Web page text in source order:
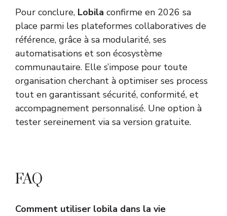
Pour conclure, Lobila confirme en 2026 sa
place parmi les plateformes collaboratives de
référence, grâce à sa modularité, ses
automatisations et son écosystème
communautaire. Elle s’impose pour toute
organisation cherchant à optimiser ses process
tout en garantissant sécurité, conformité, et
accompagnement personnalisé. Une option à
tester sereinement via sa version gratuite.
FAQ
Comment utiliser lobila dans la vie